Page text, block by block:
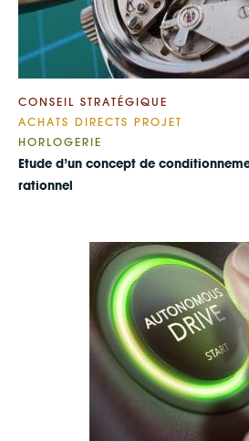
CONSEIL STRATÉGIQUE
ACHATS DIRECTS PROJET
HORLOGERIE
Etude d’un concept de
rationnel